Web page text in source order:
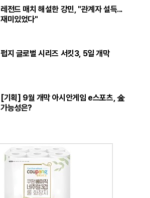
레전드 매치 해설한 강민, "관계자 설득...
재미있었다"
펍지 글로벌 시리즈 서킷3, 5일 개막
[기획] 9월 개막 아시안게임 e스포츠, 金
가능성은?